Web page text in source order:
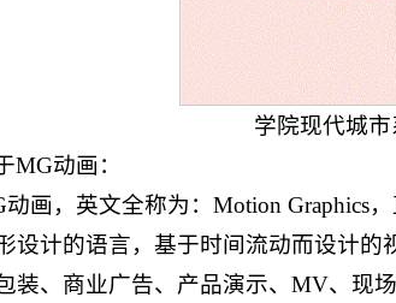
学院现代城
MG动画：
动画，英文全称为：Motion Graphics
设计的语言，基于时间流动而设计的
装、商业广告、产品演示、MV、现